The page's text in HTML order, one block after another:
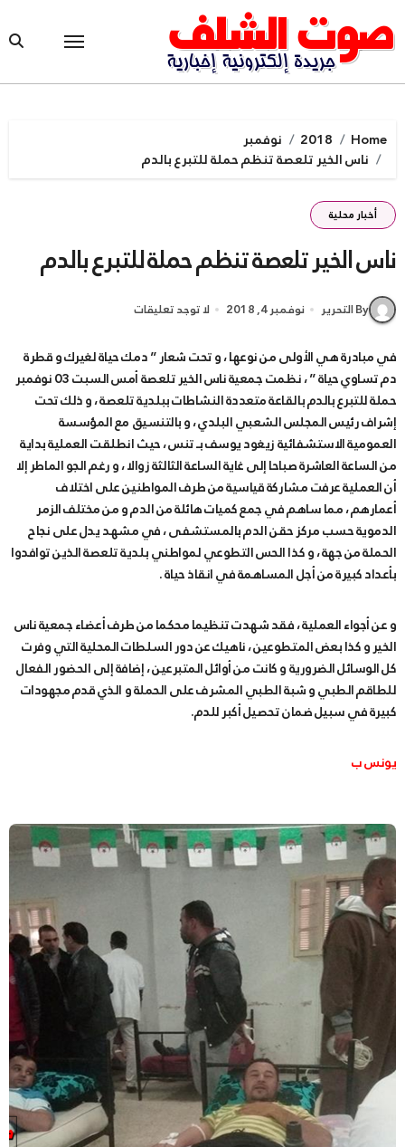
to
content
Home
2018
نوفمبر
ناس الخير تلعصة تنظم حملة للتبرع بالدم
أخبار محلية
ناس الخير تلعصة تنظم حملة للتبرع بالدم
By التحرير نوفمبر 4, 2018 لا توجد تعليقات
في مبادرة هي الأولى من نوعها ، و تحت شعار ” دمك حياة لغيرك و قطرة
دم تساوي حياة ” ، نظمت جمعية ناس الخير تلعصة أمس السبت 03 نوفمبر
حملة للتبرع بالدم بالقاعة متعددة النشاطات ببلدية تلعصة ، و ذلك تحت
إشراف رئيس المجلس الشعبي البلدي ، و بالتنسيق مع المؤسسة
العمومية الاستشفائية زيغود يوسف بـ تنس ، حيث انطلقت العملية بداية
من الساعة العاشرة صباحا إلى غاية الساعة الثالثة زوالا ، و رغم الجو الماطر إلا
أن العملية عرفت مشاركة قياسية من طرف المواطنين على اختلاف
أعمارهم ، مما ساهم في جمع كميات هائلة من الدم و من مختلف الزمر
الدموية حسب مركز حقن الدم بالمستشفى ، في مشهد يدل على نجاح
الحملة من جهة ، و كذا الحس التطوعي لمواطني بلدية تلعصة الذين توافدوا
بأعداد كبيرة من أجل المساهمة في انقاذ حياة .
و عن أجواء العملية ، فقد شهدت تنظيما محكما من طرف أعضاء جمعية ناس
الخير و كذا بعض المتطوعين ، ناهيك عن دور السلطات المحلية التي وفرت
كل الوسائل الضرورية و كانت من أوائل المتبرعين ، إضافة إلى الحضور الفعال
للطاقم الطبي و شبة الطبي المشرف على الحملة و الذي قدم مجهودات
كبيرة في سبيل ضمان تحصيل أكبر للدم.
يونس ب